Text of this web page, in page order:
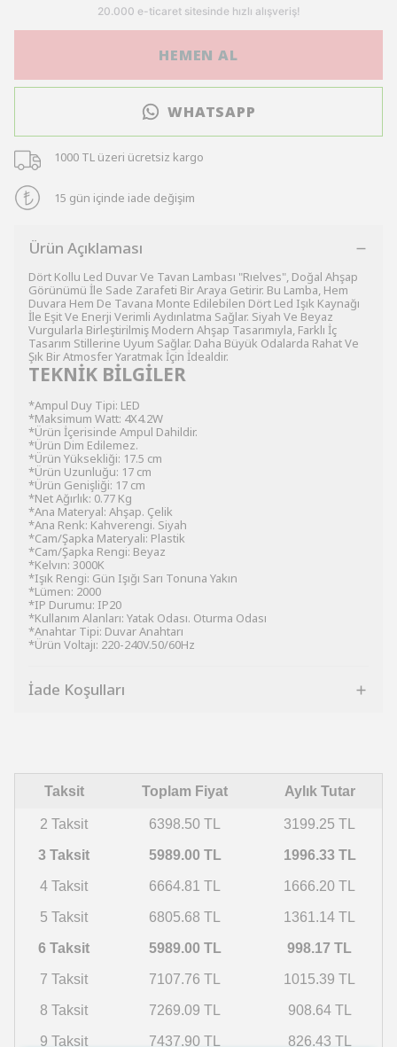
HEMEN AL
WHATSAPP
1000 TL üzeri ücretsiz kargo
15 gün içinde iade değişim
Ürün Açıklaması
Dört Kollu Led Duvar Ve Tavan Lambası "Rıelves", Doğal Ahşap
Görünümü İle Sade Zarafeti Bir Araya Getirir. Bu Lamba, Hem
Duvara Hem De Tavana Monte Edilebilen Dört Led Işık Kaynağı
İle Eşit Ve Enerji Verimli Aydınlatma Sağlar. Siyah Ve Beyaz
Vurgularla Birleştirilmiş Modern Ahşap Tasarımıyla, Farklı İç
Tasarım Stillerine Uyum Sağlar. Daha Büyük Odalarda Rahat Ve
Şık Bir Atmosfer Yaratmak İçin İdealdir.
TEKNİK BİLGİLER
*Ampul Duy Tipi: LED
*Maksimum Watt: 4X4.2W
*Ürün İçerisinde Ampul Dahildir.
*Ürün Dim Edilemez.
*Ürün Yüksekliği: 17.5 cm
*Ürün Uzunluğu: 17 cm
*Ürün Genişliği: 17 cm
*Net Ağırlık: 0.77 Kg
*Ana Materyal: Ahşap. Çelik
*Ana Renk: Kahverengi. Siyah
*Cam/Şapka Materyali: Plastik
*Cam/Şapka Rengi: Beyaz
*Kelvın: 3000K
*Işık Rengi: Gün Işığı Sarı Tonuna Yakın
*Lümen: 2000
*IP Durumu: IP20
*Kullanım Alanları: Yatak Odası. Oturma Odası
*Anahtar Tipi: Duvar Anahtarı
*Ürün Voltajı: 220-240V.50/60Hz
İade Koşulları
Taksit Toplam Fiyat Aylık Tutar
2 Taksit 6398.50 TL 3199.25 TL
3 Taksit 5989.00 TL 1996.33 TL
4 Taksit 6664.81 TL 1666.20 TL
5 Taksit 6805.68 TL 1361.14 TL
6 Taksit 5989.00 TL 998.17 TL
7 Taksit 7107.76 TL 1015.39 TL
8 Taksit 7269.09 TL 908.64 TL
9 Taksit 7437.90 TL 826.43 TL